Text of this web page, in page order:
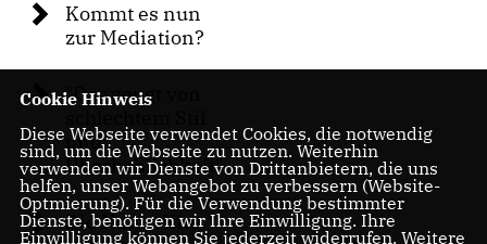
Kommt es nun
zur Mediation?
"Das zeugt von
und
Überheblichkeit"
Die Natur-Kita
Cookie Hinweis
Diese Webseite verwendet Cookies, die notwendig
sind, um die Webseite zu nutzen. Weiterhin
verwenden wir Dienste von Drittanbietern, die uns
helfen, unser Webangebot zu verbessern (Website-
Optmierung). Für die Verwendung bestimmter
Dienste, benötigen wir Ihre Einwilligung. Ihre
Einwilligung können Sie jederzeit widerrufen. Weitere